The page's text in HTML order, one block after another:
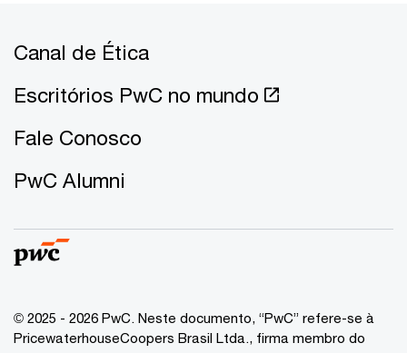
Canal de Ética
Escritórios PwC no mundo
Fale Conosco
PwC Alumni
© 2025 - 2026 PwC. Neste documento, “PwC” refere-se à
PricewaterhouseCoopers Brasil Ltda., firma membro do